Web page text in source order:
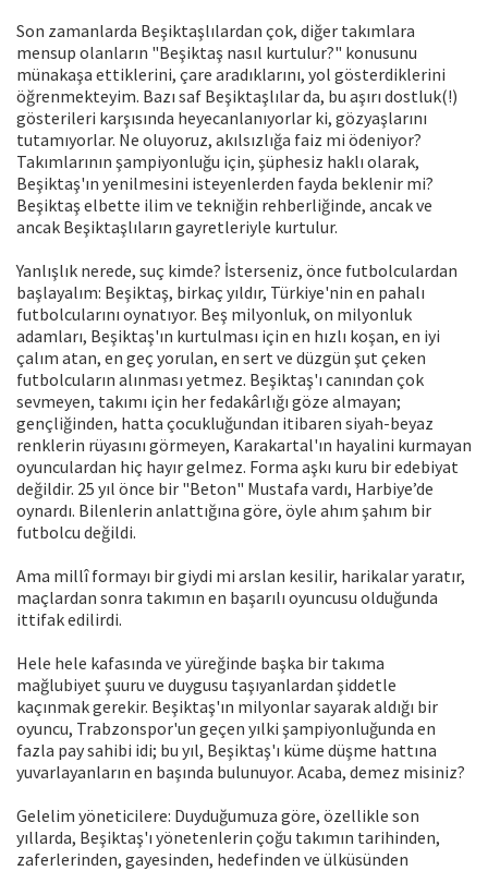
Son zamanlarda Beşiktaşlılardan çok, diğer takımlara
mensup olanların "Beşiktaş nasıl kurtulur?" konusunu
münakaşa ettiklerini, çare aradıklarını, yol gösterdiklerini
öğrenmekteyim. Bazı saf Beşiktaşlılar da, bu aşırı dostluk(!)
gösterileri karşısında heyecanlanıyorlar ki, gözyaşlarını
tutamıyorlar. Ne oluyoruz, akılsızlığa faiz mi ödeniyor?
Takımlarının şampiyonluğu için, şüphesiz haklı olarak,
Beşiktaş'ın yenilmesini isteyenlerden fayda beklenir mi?
Beşiktaş elbette ilim ve tekniğin rehberliğinde, ancak ve
ancak Beşiktaşlıların gayretleriyle kurtulur.
Yanlışlık nerede, suç kimde? İsterseniz, önce futbolculardan
başlayalım: Beşiktaş, birkaç yıldır, Türkiye'nin en pahalı
futbolcularını oynatıyor. Beş milyonluk, on milyonluk
adamları, Beşiktaş'ın kurtulması için en hızlı koşan, en iyi
çalım atan, en geç yorulan, en sert ve düzgün şut çeken
futbolcuların alınması yetmez. Beşiktaş'ı canından çok
sevmeyen, takımı için her fedakârlığı göze almayan;
gençliğinden, hatta çocukluğundan itibaren siyah-beyaz
renklerin rüyasını görmeyen, Karakartal'ın hayalini kurmayan
oyunculardan hiç hayır gelmez. Forma aşkı kuru bir edebiyat
değildir. 25 yıl önce bir "Beton" Mustafa vardı, Harbiye’de
oynardı. Bilenlerin anlattığına göre, öyle ahım şahım bir
futbolcu değildi.
Ama millî formayı bir giydi mi arslan kesilir, harikalar yaratır,
maçlardan sonra takımın en başarılı oyuncusu olduğunda
ittifak edilirdi.
Hele hele kafasında ve yüreğinde başka bir takıma
mağlubiyet şuuru ve duygusu taşıyanlardan şiddetle
kaçınmak gerekir. Beşiktaş'ın milyonlar sayarak aldığı bir
oyuncu, Trabzonspor'un geçen yılki şampiyonluğunda en
fazla pay sahibi idi; bu yıl, Beşiktaş'ı küme düşme hattına
yuvarlayanların en başında bulunuyor. Acaba, demez misiniz?
Gelelim yöneticilere: Duyduğumuza göre, özellikle son
yıllarda, Beşiktaş'ı yönetenlerin çoğu takımın tarihinden,
zaferlerinden, gayesinden, hedefinden ve ülküsünden